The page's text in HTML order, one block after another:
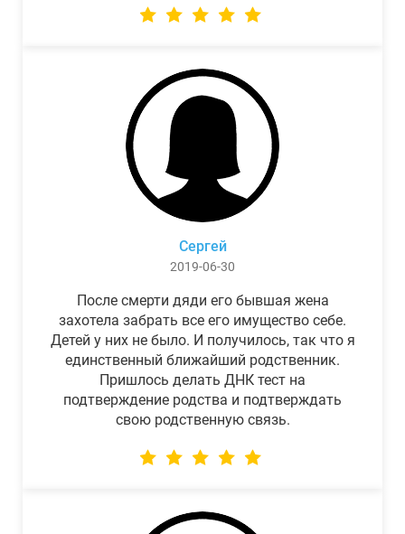
Сергей
2019-06-30
После смерти дяди его бывшая жена
захотела забрать все его имущество себе.
Детей у них не было. И получилось, так что я
единственный ближайший родственник.
Пришлось делать ДНК тест на
подтверждение родства и подтверждать
свою родственную связь.